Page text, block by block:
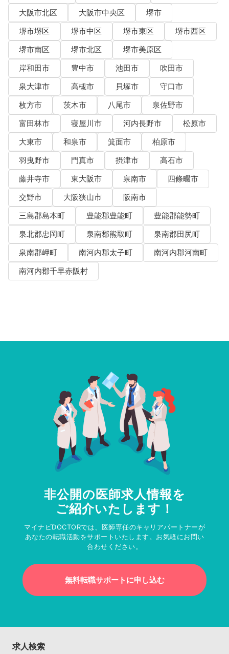
大阪市北区
大阪市中央区
堺市
堺市堺区
堺市中区 堺市東区
堺市西区
堺市南区
堺市北区
堺市美原区
岸和田市
豊中市 池田市
吹田市
泉大津市
高槻市 貝塚市
守口市
枚方市
茨木市 八尾市
泉佐野市
富田林市
寝屋川市 河内長野市
松原市
大東市
和泉市 箕面市
柏原市
羽曳野市
門真市 摂津市
高石市
藤井寺市
東大阪市 泉南市
四條畷市
交野市
大阪狭山市
阪南市
三島郡島本町
豊能郡豊能町
豊能郡能勢町
泉北郡忠岡町
泉南郡熊取町
泉南郡田尻町
泉南郡岬町
南河内郡太子町
南河内郡河南町
南河内郡千早赤阪村
非公開の医師求人情報を
ご紹介いたします！
マイナビDOCTORでは、医師専任のキャリアパートナーが
あなたの転職活動をサポートいたします。お気軽にお問い
合わせください。
無料転職サポートに申し込む
求人検索